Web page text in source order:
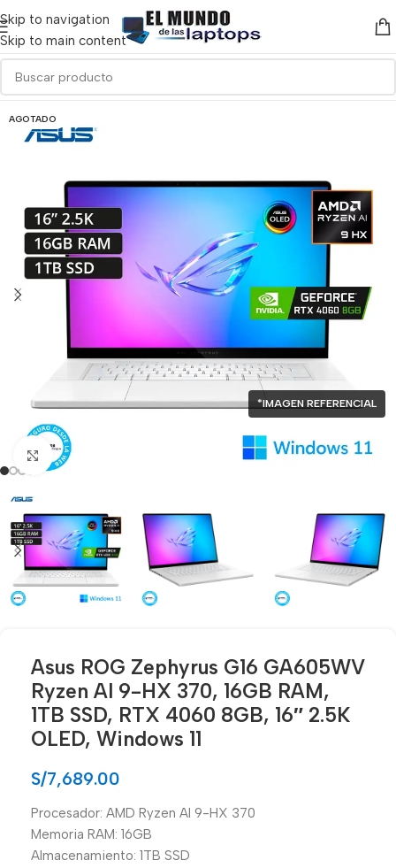
Skip to navigation
Skip to main content
AGOTADO
Click para agrandar
*IMAGEN REFERENCIAL
Asus ROG Zephyrus G16 GA605WV
Ryzen AI 9-HX 370, 16GB RAM,
1TB SSD, RTX 4060 8GB, 16″ 2.5K
OLED, Windows 11
S/7,689.00
Procesador: AMD Ryzen AI 9-HX 370
Memoria RAM: 16GB
Almacenamiento: 1TB SSD